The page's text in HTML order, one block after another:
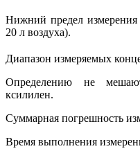
Нижний предел
20 л воздуха).
Диапазон измеряемых
Определению не
ксилилен.
Суммарная погрешность
Время выполнения